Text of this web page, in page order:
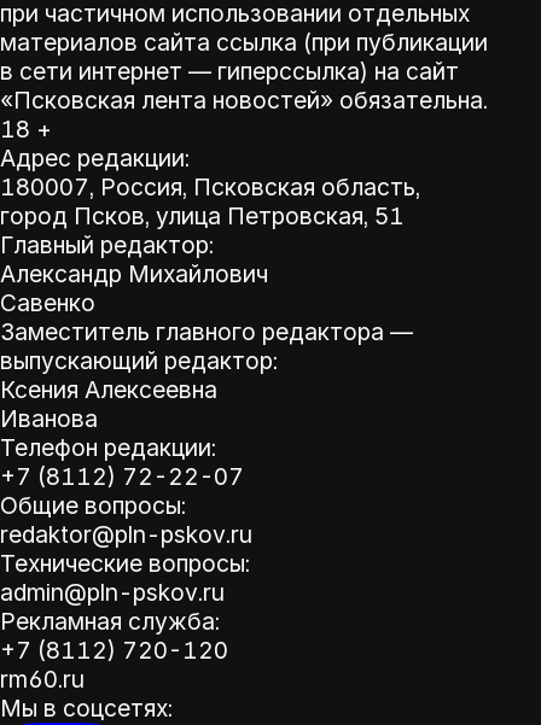
при частичном использовании отдельных
материалов сайта ссылка (при публикации
в сети интернет — гиперссылка) на сайт
«Псковская лента новостей» обязательна.
18 +
Адрес редакции:
180007, Россия, Псковская область,
город Псков, улица Петровская, 51
Главный редактор:
Александр Михайлович
Савенко
Заместитель главного редактора —
выпускающий редактор:
Ксения Алексеевна
Иванова
Телефон редакции:
+7 (8112) 72-22-07
Общие вопросы:
redaktor@pln-pskov.ru
Технические вопросы:
admin@pln-pskov.ru
Рекламная служба:
+7 (8112) 720-120
rm60.ru
Мы в соцсетях: